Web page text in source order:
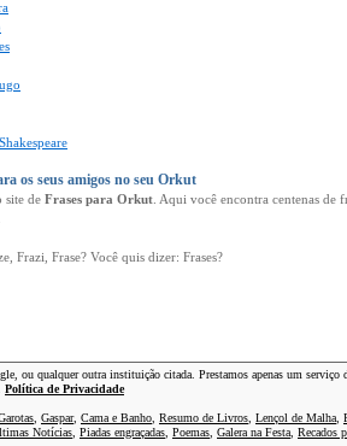
os seus amigos no seu Orkut
site de Frases para Orkut . Aqui você encontra centenas de
Frazi, Frase? Você quis dizer: Frases?
ou qualquer outra instituição citada. Prestamos apenas um
Política de Privacidade
Gaspar, Cama e Banho Resumo de Livros Lençol de Malha
Notícias Piadas engraçadas Poemas Galera na Festa Recados